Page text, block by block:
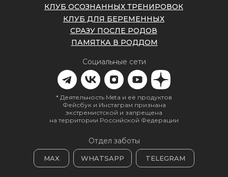
Отдел заботы
WHATSAPP
MAX TELEGRAM
КЛУБ ОСОЗНАННЫХ ТРЕНИРОВОК
КЛУБ ДЛЯ БЕРЕМЕННЫХ
СРАЗУ ПОСЛЕ РОДОВ
ПАМЯТКА В РОДДОМ
Социальные сети
* Деятельность Meta и её продуктов
Фейсбук и Инстаграм признана
экстремистской и запрещена
на территории Российской Федерации